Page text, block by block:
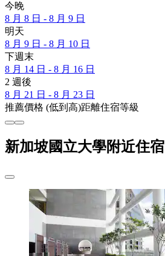
今晚
8 月 8 日 - 8 月 9 日
明天
8 月 9 日 - 8 月 10 日
下週末
8 月 14 日 - 8 月 16 日
2 週後
8 月 21 日 - 8 月 23 日
推薦價格 (低到高)距離住宿等級
新加坡國立大學附近住宿